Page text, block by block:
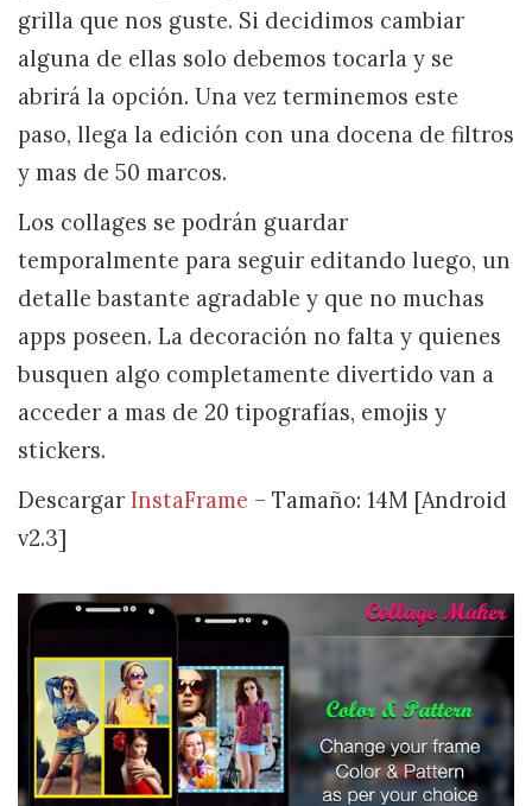
grilla que nos guste. Si decidimos cambiar
alguna de ellas solo debemos tocarla y se
abrirá la opción. Una vez terminemos este
paso, llega la edición con una docena de filtros
y mas de 50 marcos.
Los collages se podrán guardar
temporalmente para seguir editando luego, un
detalle bastante agradable y que no muchas
apps poseen. La decoración no falta y quienes
busquen algo completamente divertido van a
acceder a mas de 20 tipografías, emojis y
stickers.
Descargar InstaFrame – Tamaño: 14M [Android
v2.3]